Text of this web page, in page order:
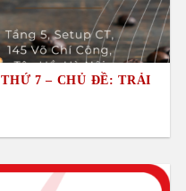
7 – CHỦ ĐỀ: TRẢI